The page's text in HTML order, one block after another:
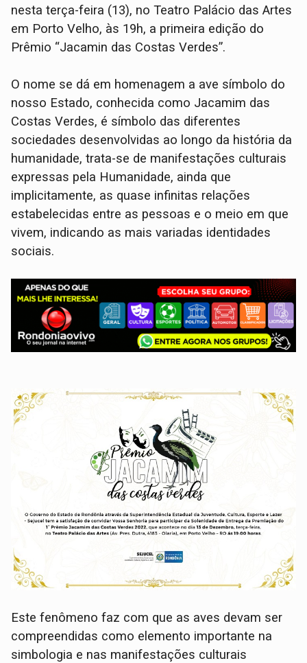
nesta terça-feira (13), no Teatro Palácio das Artes
em Porto Velho, às 19h, a primeira edição do
Prêmio “Jacamin das Costas Verdes”.
O nome se dá em homenagem a ave símbolo do
nosso Estado, conhecida como Jacamim das
Costas Verdes, é símbolo das diferentes
sociedades desenvolvidas ao longo da história da
humanidade, trata-se de manifestações culturais
expressas pela Humanidade, ainda que
implicitamente, as quase infinitas relações
estabelecidas entre as pessoas e o meio em que
vivem, indicando as mais variadas identidades
sociais.
Este fenômeno faz com que as aves devam ser
compreendidas como elemento importante na
simbologia e nas manifestações culturais